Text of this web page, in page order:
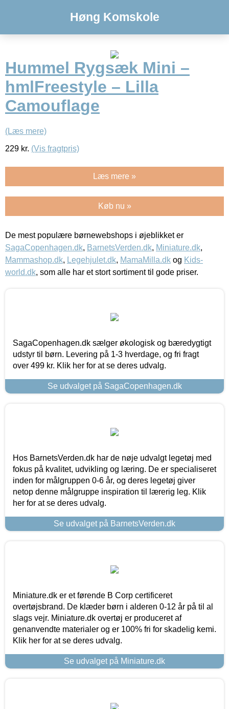
Høng Komskole
Hummel Rygsæk Mini –
hmlFreestyle – Lilla
Camouflage
(Læs mere)
229 kr. (Vis fragtpris)
Læs mere »
Køb nu »
De mest populære børnewebshops i øjeblikket er
SagaCopenhagen.dk, BarnetsVerden.dk, Miniature.dk,
Mammashop.dk, Legehjulet.dk, MamaMilla.dk og Kids-
world.dk, som alle har et stort sortiment til gode priser.
SagaCopenhagen.dk sælger økologisk og bæredygtigt
udstyr til børn. Levering på 1-3 hverdage, og fri fragt
over 499 kr. Klik her for at se deres udvalg.
Se udvalget på SagaCopenhagen.dk
Hos BarnetsVerden.dk har de nøje udvalgt legetøj med
fokus på kvalitet, udvikling og læring. De er specialiseret
inden for målgruppen 0-6 år, og deres legetøj giver
netop denne målgruppe inspiration til lærerig leg. Klik
her for at se deres udvalg.
Se udvalget på BarnetsVerden.dk
Miniature.dk er et førende B Corp certificeret
overtøjsbrand. De klæder børn i alderen 0-12 år på til al
slags vejr. Miniature.dk overtøj er produceret af
genanvendte materialer og er 100% fri for skadelig kemi.
Klik her for at se deres udvalg.
Se udvalget på Miniature.dk